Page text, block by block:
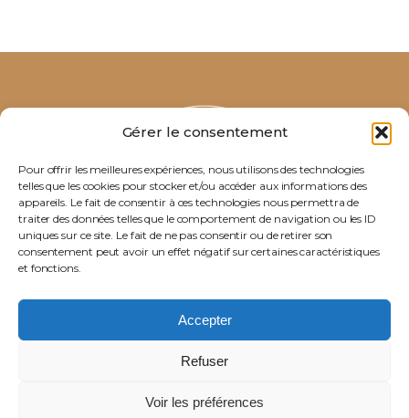
Gérer le consentement
Pour offrir les meilleures expériences, nous utilisons des technologies
telles que les cookies pour stocker et/ou accéder aux informations des
appareils. Le fait de consentir à ces technologies nous permettra de
traiter des données telles que le comportement de navigation ou les ID
uniques sur ce site. Le fait de ne pas consentir ou de retirer son
consentement peut avoir un effet négatif sur certaines caractéristiques
et fonctions.
Accepter
Refuser
Voir les préférences
Hôtel du
RGPD-